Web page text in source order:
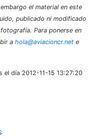
el material en este
publicado ni modificado
Para ponerse en
a hola@aviacioncr.net e
el día 2012-11-15 13:27:20